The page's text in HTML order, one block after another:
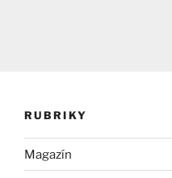
RUBRIKY
Magazín